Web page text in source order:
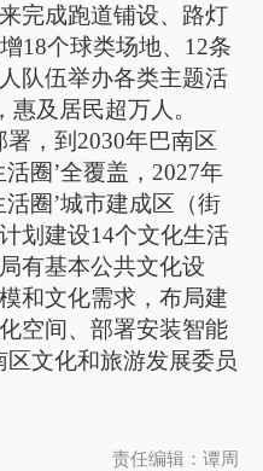
完成跑道铺设、路灯
18个球类场地、12条
队伍举办各类主题活
及居民超万人。
，到2030年巴南区
圈’全覆盖，2027年
圈’城市建成区（街
划建设14个文化生活
有基本公共文化设
和文化需求，布局建
空间、部署安装智能
区文化和旅游发展委员
责任编辑：谭周